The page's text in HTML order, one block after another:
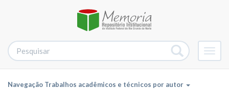
Navegação Trabalhos acadêmicos e técnicos por autor